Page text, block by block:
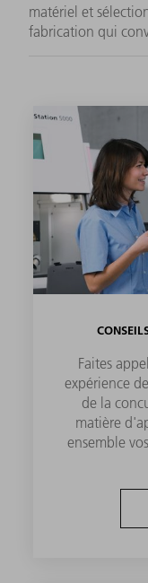
matériel et
fabrication qui
Faites
expérience
de la
matière
ensemble